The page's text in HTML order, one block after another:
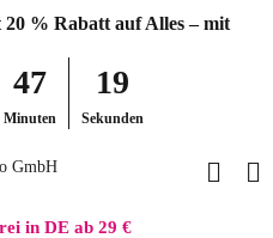
% Rabatt auf Alles – mit
47
Minuten
19
Sekunden
in DE ab 29 €